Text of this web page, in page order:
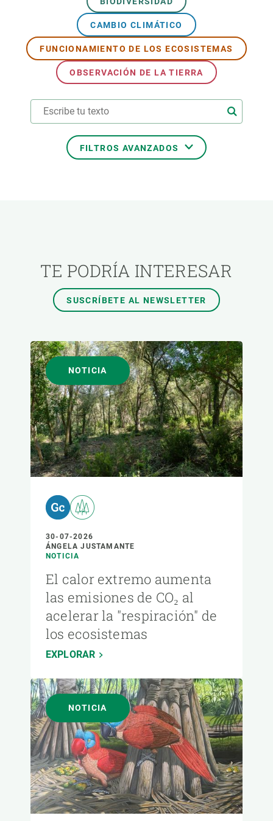
CAMBIO CLIMÁTICO
FUNCIONAMIENTO DE LOS ECOSISTEMAS
OBSERVACIÓN DE LA TIERRA
FILTROS AVANZADOS
FORMATO
TE PODRÍA INTERESAR
SUSCRÍBETE AL NEWSLETTER
NOTICIA
30-07-2026
ÁNGELA JUSTAMANTE
NOTICIA
El calor extremo aumenta
las emisiones de CO₂ al
acelerar la "respiración" de
los ecosistemas
EXPLORAR
NOTICIA